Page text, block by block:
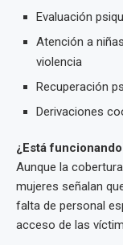
Evaluación
Atención a
violencia
Recuperación
Derivaciones
¿Está
Aunque la
mujeres señalan
falta de personal
acceso de las